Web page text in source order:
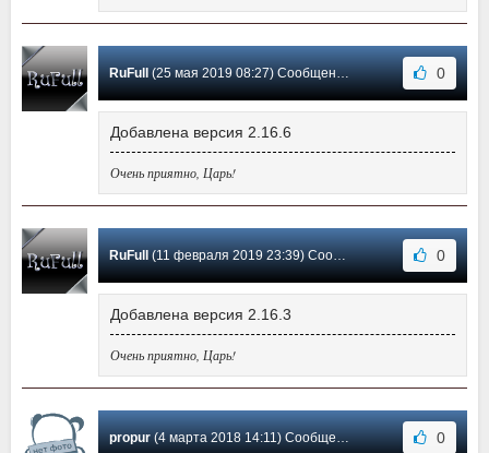
RuFull(25 мая 2019 08:27) Сообщение #47 0
Добавлена версия 2.16.6
Очень приятно, Царь!
RuFull(11 февраля 2019 23:39) Сообщение #46 0
Добавлена версия 2.16.3
Очень приятно, Царь!
propur(4 марта 2018 14:11) Сообщение #45 0